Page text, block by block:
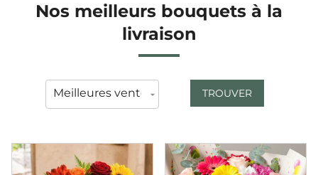
Nos meilleurs bouquets à la
livraison
TROUVER